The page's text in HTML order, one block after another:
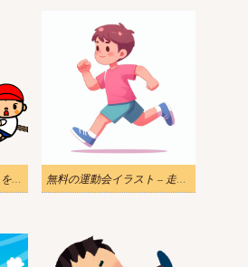
運動会 イラスト – 綱引きをする子供たち 無料の運動会イラスト – 走る男の子